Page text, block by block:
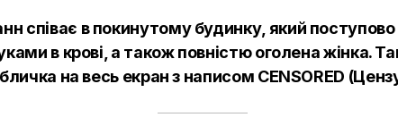
співає в покинутому будинку, який
в крові, а також повністю оголена жінка.
на весь екран з написом CENSORED